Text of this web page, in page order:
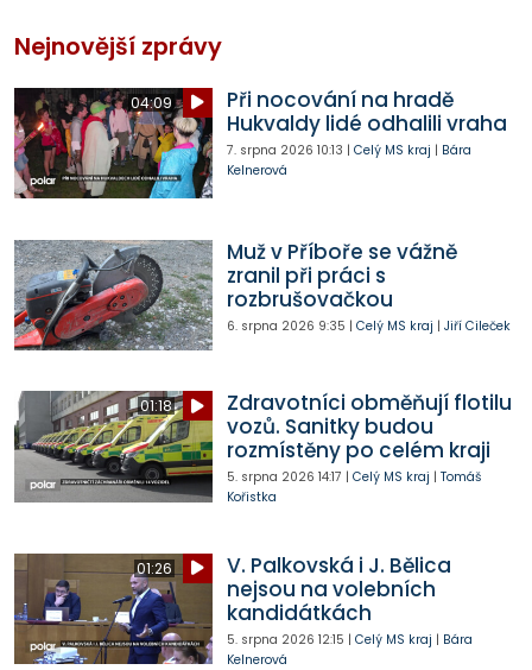
Nejnovější zprávy
04:09
Při nocování na hradě
Hukvaldy lidé odhalili vraha
7. srpna 2026 10:13 | Celý MS kraj | Bára
Kelnerová
Muž v Příboře se vážně
zranil při práci s
rozbrušovačkou
6. srpna 2026 9:35 | Celý MS kraj | Jiří Cileček
01:18
Zdravotníci obměňují flotilu
vozů. Sanitky budou
rozmístěny po celém kraji
5. srpna 2026 14:17 | Celý MS kraj | Tomáš
Kořistka
01:26
V. Palkovská i J. Bělica
nejsou na volebních
kandidátkách
5. srpna 2026 12:15 | Celý MS kraj | Bára
Kelnerová